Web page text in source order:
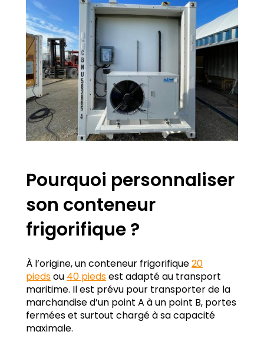
Pourquoi personnaliser
son conteneur
frigorifique ?
À l’origine, un conteneur frigorifique20
piedsou40 piedsest adapté au transport
maritime. Il est prévu pour transporter de la
marchandise d’un point A à un point B, portes
fermées et surtout chargé à sa capacité
maximale.